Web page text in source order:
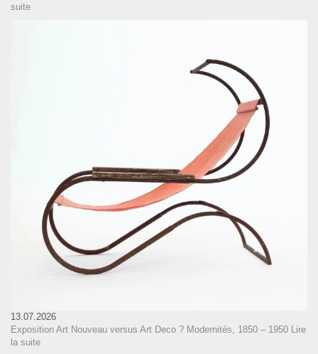
suite
13.07.2026
Exposition Art Nouveau versus Art Deco ? Modernités, 1850 – 1950
Lire
la suite